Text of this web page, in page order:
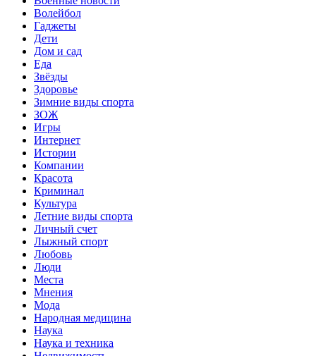
Волейбол
Гаджеты
Дети
Дом и сад
Еда
Звёзды
Здоровье
Зимние виды спорта
ЗОЖ
Игры
Интернет
Истории
Компании
Красота
Криминал
Культура
Летние виды спорта
Личный счет
Лыжный спорт
Любовь
Люди
Места
Мнения
Мода
Народная медицина
Наука
Наука и техника